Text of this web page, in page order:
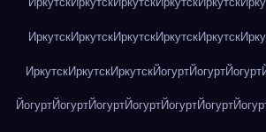
ИркутскИркутскИркутскИркутскИркутск
ИркутскИркутскИркутскЙогуртЙогуртЙогурт
ЙогуртЙогуртЙогуртЙогуртЙогуртЙогурт